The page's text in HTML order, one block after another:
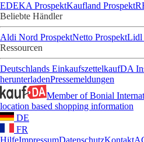
EDEKA ProspektKaufland Prospekt
Beliebte Händler
Aldi Nord ProspektNetto ProspektLidl
Ressourcen
Deutschlands EinkaufszettelkaufDA
herunterladenPressemeldungen
Member of Bonial
location based shopping information
DE
FR
HilfeImpressumDatenschutzKontakt